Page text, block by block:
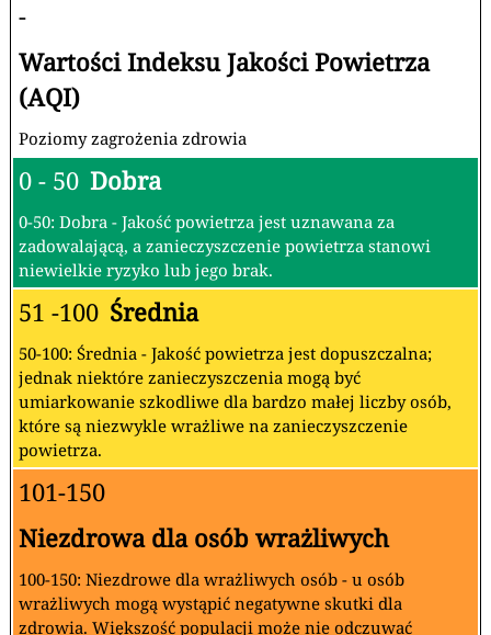
-
Wartości Indeksu Jakości Powietrza
(AQI)
Poziomy zagrożenia zdrowia
0 - 50 Dobra
0-50: Dobra - Jakość powietrza jest uznawana za
zadowalającą, a zanieczyszczenie powietrza stanowi
niewielkie ryzyko lub jego brak.
51 -100 Średnia
50-100: Średnia - Jakość powietrza jest dopuszczalna;
jednak niektóre zanieczyszczenia mogą być
umiarkowanie szkodliwe dla bardzo małej liczby osób,
które są niezwykle wrażliwe na zanieczyszczenie
powietrza.
101-150
Niezdrowa dla osób wrażliwych
100-150: Niezdrowe dla wrażliwych osób - u osób
wrażliwych mogą wystąpić negatywne skutki dla
zdrowia. Większość populacji może nie odczuwać